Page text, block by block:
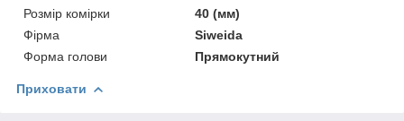
Розмір комірки
40 (мм)
Фірма
Siweida
Форма голови
Прямокутний
Приховати